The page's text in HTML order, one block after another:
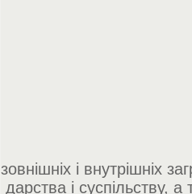
зовнішніх і внутрішніх
дарства і суспільству,